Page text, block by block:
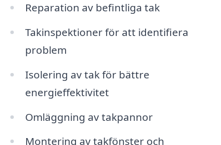
Reparation av befintliga tak
Takinspektioner för att identifiera
problem
Isolering av tak för bättre
energieffektivitet
Omläggning av takpannor
Montering av takfönster och